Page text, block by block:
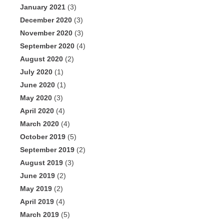
January 2021 (3)
December 2020 (3)
November 2020 (3)
September 2020 (4)
August 2020 (2)
July 2020 (1)
June 2020 (1)
May 2020 (3)
April 2020 (4)
March 2020 (4)
October 2019 (5)
September 2019 (2)
August 2019 (3)
June 2019 (2)
May 2019 (2)
April 2019 (4)
March 2019 (5)